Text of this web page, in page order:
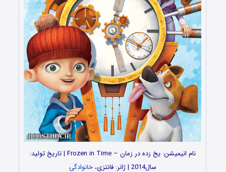
نام انیمیشن: یخ زده در زمان – Frozen in Time | تاریخ تولید:
سال2014 | ژانر: فانتزی،
خانوادگی